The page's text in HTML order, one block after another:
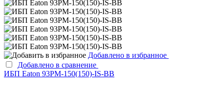
Добавлено в избранное
Добавлено в сравнение
ИБП Eaton 93PM-150(150)-IS-BB